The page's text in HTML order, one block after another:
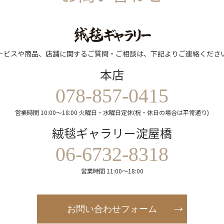
ビスや商品、店舗に関するご質問・ご相談は、下記よりご連絡くださ
本店
078-857-0415
営業時間 10:00～18:00 火曜日・水曜日定休(祝・休日の場合は平常通り)
絨毯ギャラリー淀屋橋
06-6732-8318
営業時間 11:00～18:00
お問い合わせフォーム